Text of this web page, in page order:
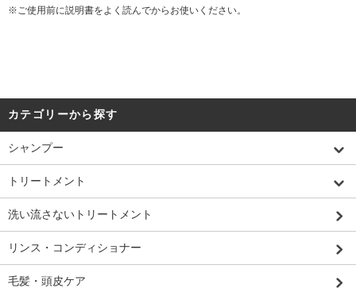
※ご使用前に説明書をよく読んでからお使いください。
カテゴリーから探す
シャンプー
トリートメント
洗い流さないトリートメント
リンス・コンディショナー
毛髪・頭皮ケア